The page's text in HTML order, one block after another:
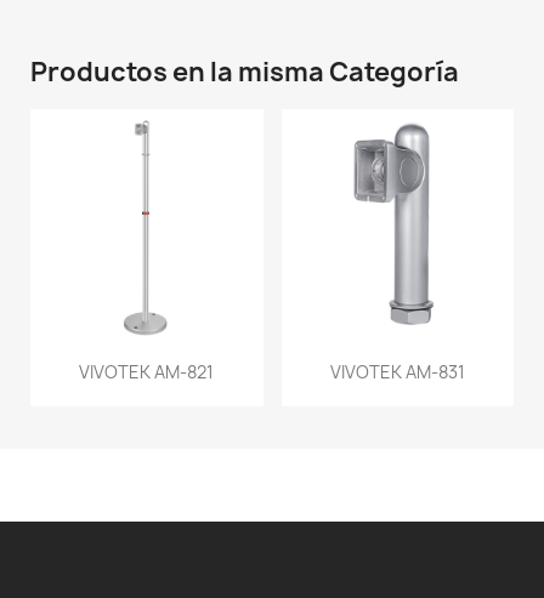
Productos en la misma Categoría
VIVOTEK AM-821 VIVOTEK AM-831